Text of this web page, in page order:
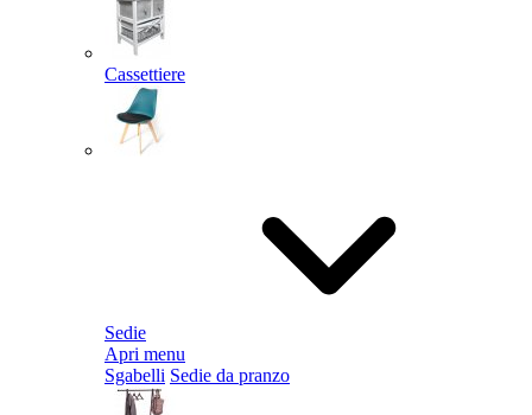
Cassettiere
Sedie
Apri menu
Sgabelli Sedie da pranzo